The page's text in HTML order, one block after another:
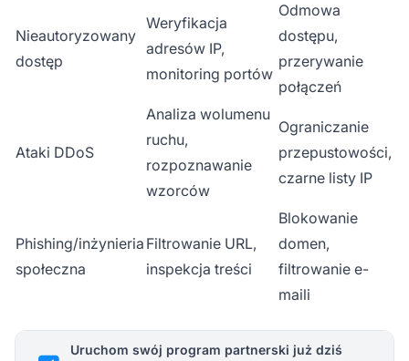
Nieautoryzowany
dostęp
Weryfikacja
adresów IP,
monitoring portów
Odmowa
dostępu,
przerywanie
połączeń
Ataki DDoS
Analiza wolumenu
ruchu,
rozpoznawanie
wzorców
Ograniczanie
przepustowości,
czarne listy IP
Phishing/inżynieria
społeczna
Filtrowanie URL,
inspekcja treści
Blokowanie
domen,
filtrowanie e-
maili
Uruchom swój program partnerski już dziś